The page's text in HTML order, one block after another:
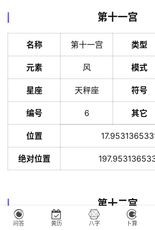
第十一宫
名称 第十一宫 类型
元素 风 模式
星座 天秤座 符号
编号 6 其它
位置
绝对位置
第十二宫
问答 黄历 八字 卜算